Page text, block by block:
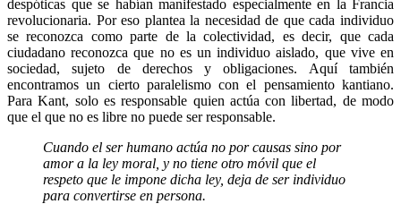
despóticas que se habían manifestado especialmente en la Francia
revolucionaria. Por eso plantea la necesidad de que cada individuo
se reconozca como parte de la colectividad, es decir, que cada
ciudadano reconozca que no es un individuo aislado, que vive en
sociedad, sujeto de derechos y obligaciones. Aquí también
encontramos un cierto paralelismo con el pensamiento kantiano.
Para Kant, solo es responsable quien actúa con libertad, de modo
que el que no es libre no puede ser responsable.
Cuando el ser humano actúa no por causas sino por
amor a la ley moral, y no tiene otro móvil que el
respeto que le impone dicha ley, deja de ser individuo
para convertirse en persona.